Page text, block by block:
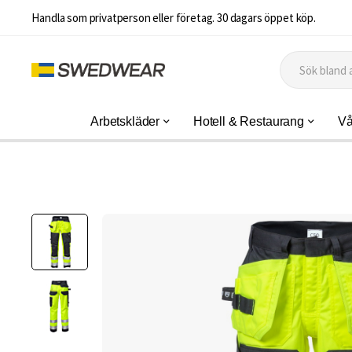
Handla som privatperson eller företag. 30 dagars öppet köp.
Arbetskläder Hotell & Restaurang
Hoppa
slutet
bildgalleriet